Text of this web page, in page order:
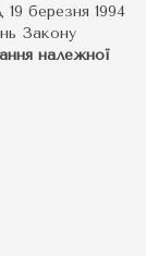
березня 1994
Закону
належної